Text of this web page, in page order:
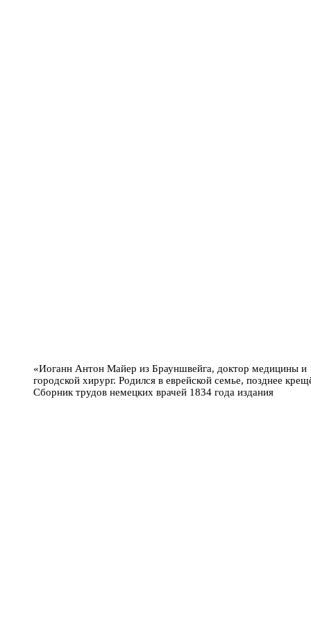
«Иоганн Антон Майер из Брауншвейга, доктор медицины и
городской хирург. Родился в еврейской семье, позднее
Сборник трудов немецких врачей 1834 года издания